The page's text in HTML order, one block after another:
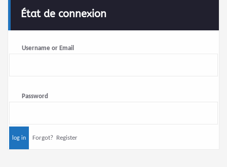
État de connexion
Username or Email
Password
Forgot? Register